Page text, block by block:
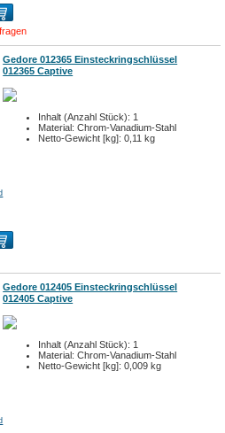
Gedore 012365 Einsteckringschlüssel
012365 Captive
Inhalt (Anzahl Stück): 1
Material: Chrom-Vanadium-Stahl
Netto-Gewicht [kg]: 0,11 kg
Gedore 012405 Einsteckringschlüssel
012405 Captive
Inhalt (Anzahl Stück): 1
Material: Chrom-Vanadium-Stahl
Netto-Gewicht [kg]: 0,009 kg